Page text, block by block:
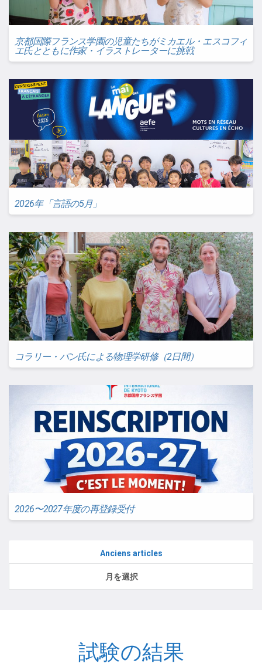
京都国際フランス学園の児童たちがミカエル・エスコフィ
エ氏とともに作家・イラストレーターに挑戦
2026年「言語の5月」
コラリー・パン氏による物理学研修（2日間）
2026〜2027年度の再登録受付
Anciens articles
articles
月を選択
試験の結果